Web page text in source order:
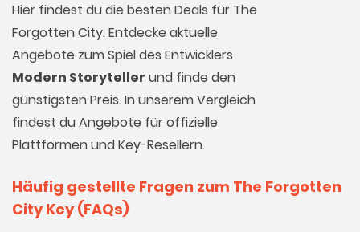
Hier findest du die besten Deals für The
Forgotten City. Entdecke aktuelle
Angebote zum Spiel des Entwicklers
Modern Storyteller und finde den
günstigsten Preis. In unserem Vergleich
findest du Angebote für offizielle
Plattformen und Key-Resellern.
Häufig gestellte Fragen zum The Forgotten
City Key (FAQs)